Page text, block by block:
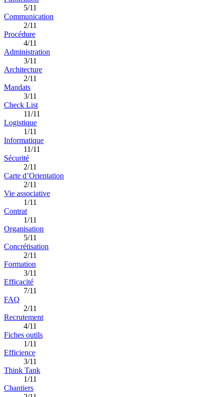
5/11
Communication
2/11
Procédure
4/11
Administration
3/11
Architecture
2/11
Mandats
3/11
Check List
11/11
Logistique
1/11
Informatique
11/11
Sécurité
2/11
Carte d’Orientation
2/11
Vie associative
1/11
Contrat
1/11
Organisation
5/11
Concrétisation
2/11
Formation
3/11
Efficacité
7/11
FAQ
2/11
Recrutement
4/11
Fiches outils
1/11
Efficience
3/11
Think Tank
1/11
Chantiers